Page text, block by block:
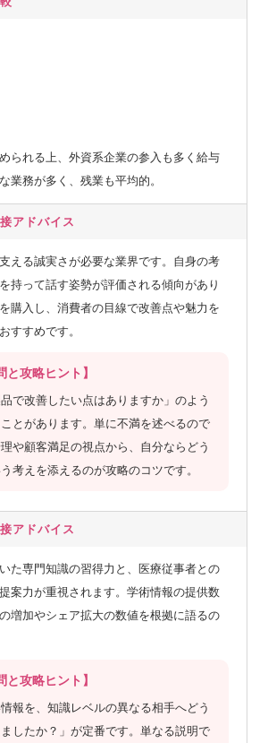
られる上、外資系企業の参入も多く給与
業務が多く、残業も平均的。
アドバイス
える誠実さが必要な業界です。自身の考
持って話す姿勢が評価される傾向があり
購入し、消費者の目線で改善点や魅力を
すすめです。
と攻略ヒント】
品で改善したい点はありますか」のよう
とがあります。単に不満を述べるので
や顧客満足の視点から、自分ならどう
考えを添えるのが攻略のコツです。
アドバイス
た専門知識の習得力と、医療従事者との
案力が重視されます。学術情報の提供数
増加やシェア拡大の数値を根拠に語るの
と攻略ヒント】
情報を、知識レベルの異なる相手へどう
したか？」が定番です。単なる説明で